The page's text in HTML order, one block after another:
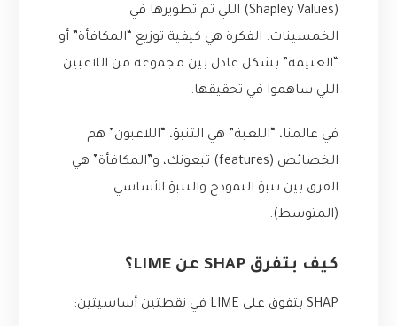
(Shapley Values) اللي تم تطويرها في
الخمسينات. الفكرة هي كيفية توزيع “المكافأة” أو
“الغنيمة” بشكل عادل بين مجموعة من اللاعبين
اللي ساهموا في تحقيقها.
في عالمنا، “اللعبة” هي التنبؤ، “اللاعبون” هم
الخصائص (features) تبعونك، و”المكافأة” هي
الفرق بين تنبؤ النموذج والتنبؤ الأساسي
(المتوسط).
كيف بتفرق SHAP عن LIME؟
SHAP بتفوق على LIME في نقطتين أساسيتين: